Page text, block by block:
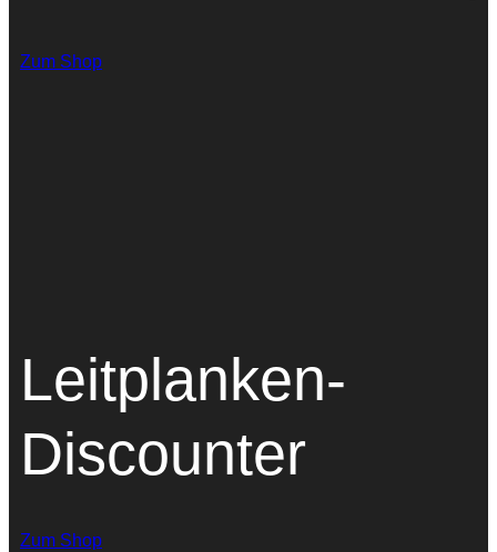
Zum Shop
Leitplanken-
Discounter
Zum Shop